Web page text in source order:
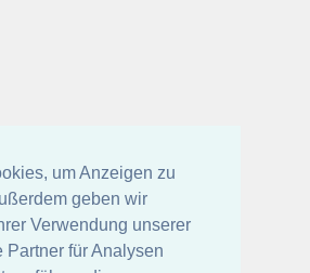
um Anzeigen zu
geben wir
Verwendung unserer
Partner für Analysen